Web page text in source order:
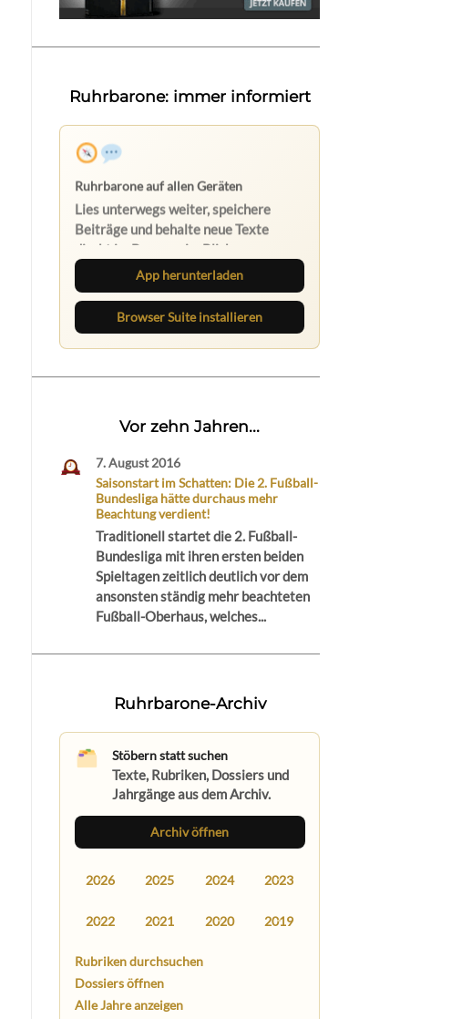
Ruhrbarone: immer informiert
Nichts mehr verpassen
Die Ruhrbarone-App bringt den Blog
aufs Handy. Die Browser Suite hält
dich am Desktop auf dem Laufenden.
App herunterladen
Browser Suite installieren
Vor zehn Jahren...
7. August 2016
Saisonstart im Schatten: Die 2. Fußball-
Bundesliga hätte durchaus mehr
Beachtung verdient!
Traditionell startet die 2. Fußball-
Bundesliga mit ihren ersten beiden
Spieltagen zeitlich deutlich vor dem
ansonsten ständig mehr beachteten
Fußball-Oberhaus, welches...
Ruhrbarone-Archiv
Stöbern statt suchen
Texte, Rubriken, Dossiers und
Jahrgänge aus dem Archiv.
Archiv öffnen
2026 2025 2024 2023
2022 2021 2020 2019
Rubriken durchsuchen
Dossiers öffnen
Alle Jahre anzeigen